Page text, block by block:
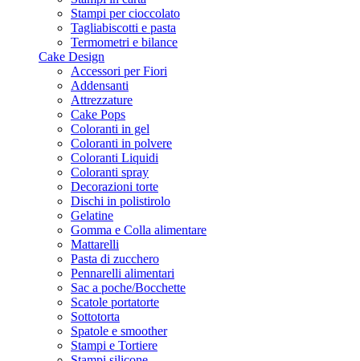
Stampi per cioccolato
Tagliabiscotti e pasta
Termometri e bilance
Cake Design
Accessori per Fiori
Addensanti
Attrezzature
Cake Pops
Coloranti in gel
Coloranti in polvere
Coloranti Liquidi
Coloranti spray
Decorazioni torte
Dischi in polistirolo
Gelatine
Gomma e Colla alimentare
Mattarelli
Pasta di zucchero
Pennarelli alimentari
Sac a poche/Bocchette
Scatole portatorte
Sottotorta
Spatole e smoother
Stampi e Tortiere